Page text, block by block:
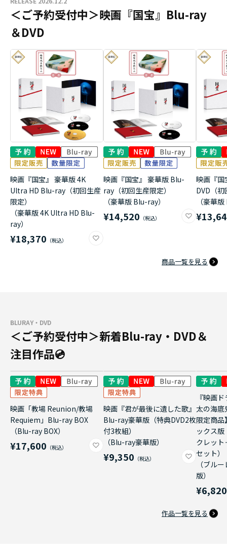
＜ご予約受付中＞映画『国宝』Blu-ray
＆DVD
映画『国宝』 豪華版 4K
Ultra HD Blu-ray（初回生産
限定）
（豪華版 4K Ultra HD Blu-
ray）
¥18,370
映画『国宝』 豪華版 Blu-
ray（初回生産限定）
（豪華版 Blu-ray）
¥14,520
映画『国
DVD（
（豪華
商品一覧を見る
BLURAY・DVD
＜ご予約受付中＞新着Blu-ray・DVD＆
注目作品💿
映画「教場 Reunion/教場
Requiem」Blu-ray BOX
（Blu-ray BOX）
¥17,600
映画『君が最後に遺した歌』
Blu-ray豪華版（特典DVD2枚
付3枚組）
（Blu-ray豪華版）
¥9,350
『映画
太の海底
限定商品
ックス
クレッ
セット）
（ブル
版）
¥6,820
作品一覧を見る